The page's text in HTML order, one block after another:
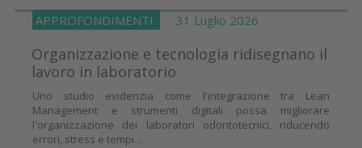
APPROFONDIMENTI 31 Luglio 2026
Organizzazione e tecnologia ridisegnano il
lavoro in laboratorio
Uno studio evidenzia come l'integrazione tra Lean
Management e strumenti digitali possa migliorare
l'organizzazione dei laboratori odontotecnici, riducendo
errori, stress e tempi...